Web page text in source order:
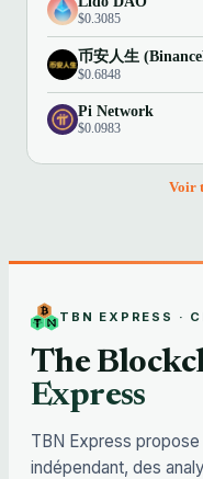
$0.3085
币安人生
$0.6848
Pi Network
$0.0983
Voir
TBN EXPRESS ·
The
Express
TBN Express
indépendant, des